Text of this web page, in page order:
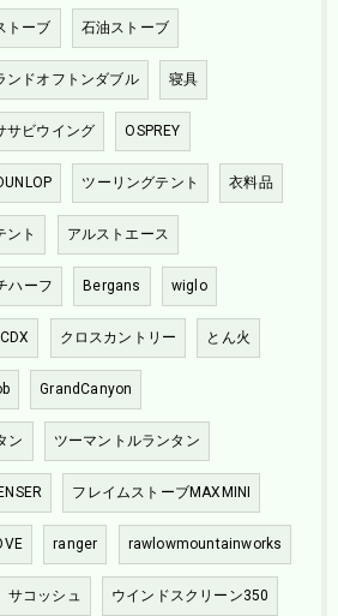
トーブ 石油ストーブ
ンドオフトンダブル 寝具
サビウイング OSPREY
ツーリングテント 衣料品
ント アルストエース
ハーフ Bergans wiglo
クロスカントリー とん火
GrandCanyon
ン ツーマントルランタン
フレイムストーブMAXMINI
ranger rawlowmountainworks
サコッシュ ウインドスクリーン350